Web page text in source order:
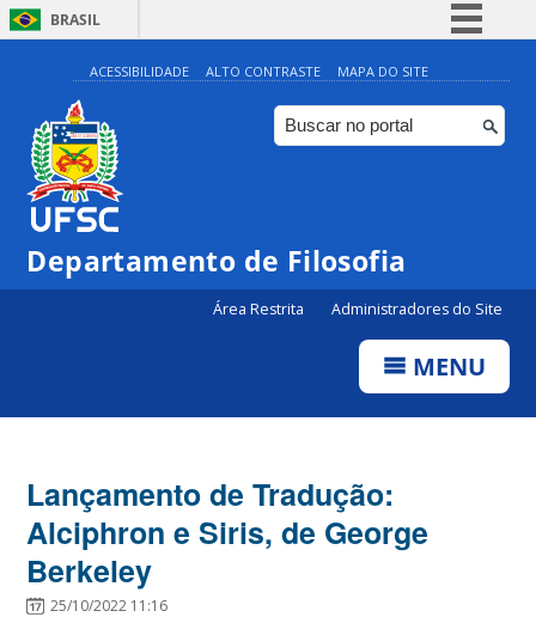
BRASIL
Simplifique!
Comunica BR
Participe
Canais
ACESSIBILIDADE ALTO CONTRASTE MAPA DO SITE
Departamento de Filosofia
Área Restrita Administradores do Site
MENU
Lançamento de Tradução:
Alciphron e Siris, de George
Berkeley
25/10/2022 11:16